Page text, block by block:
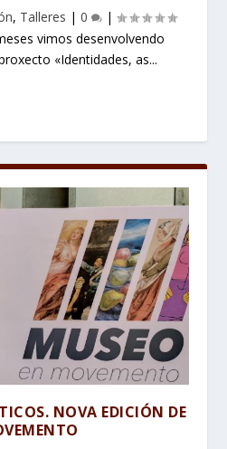
, Talleres |0
|
vimos desenvolvendo
«Identidades, as...
NOVA EDICIÓN DE